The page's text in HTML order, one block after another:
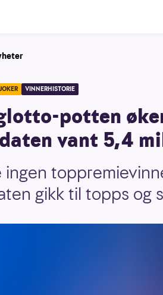
VINNERHISTORIE
potten
vant 5,4
ingen
gikk til topps og